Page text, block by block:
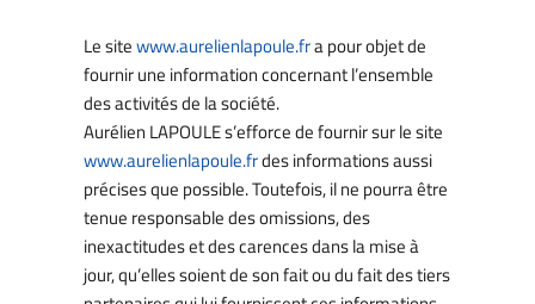
Le sitewww.aurelienlapoule.fra pour objet de
fournir une information concernant l’ensemble
des activités de la société.
Aurélien LAPOULE s’efforce de fournir sur le site
www.aurelienlapoule.frdes informations aussi
précises que possible. Toutefois, il ne pourra être
tenue responsable des omissions, des
inexactitudes et des carences dans la mise à
jour, qu’elles soient de son fait ou du fait des tiers